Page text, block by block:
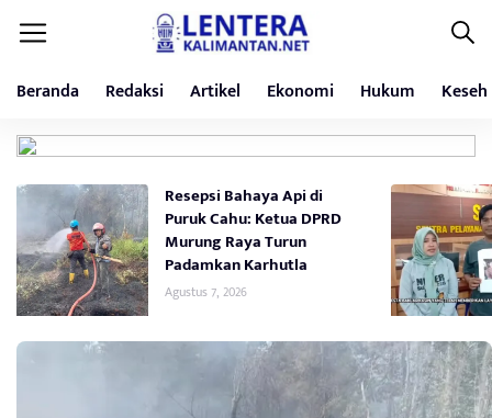
Beranda Redaksi Artikel Ekonomi Hukum
Resepsi Bahaya Api di
Puruk Cahu: Ketua DPRD
Murung Raya Turun
Padamkan Karhutla
Agustus 7, 2026